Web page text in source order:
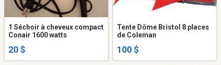
1 Séchoir à cheveux compact
Conair 1600 watts
20 $
Tente Dôme Bristol 8 places
de Coleman
100 $